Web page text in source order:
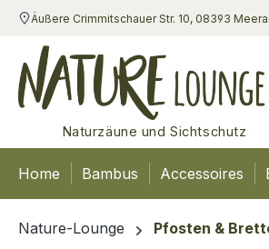
Hauptinhalt springen
Zur Suche springen
Zur Hauptnavigation springen
Äußere Crimmitschauer Str. 10, 08393
Naturzäune und Sichtschutz
Home Bambus Accessoires
Nature-Lounge Pfosten &